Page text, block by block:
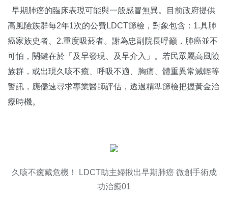
早期肺癌的臨床表現可能與一般感冒無異。目前政府提供
高風險族群每2年1次的公費LDCT篩檢，對象包含：1.具肺
癌家族史者、2.重度吸菸者。謝為忠副院長呼籲，肺癌並不
可怕，關鍵在於「及早發現、及早介入」。若民眾屬高風險
族群，或出現久咳不癒、呼吸不適、胸痛、體重異常減輕等
警訊，應儘速尋求專業醫師評估，透過精準篩檢把握黃金治
療時機。
久咳不癒藏危機！ LDCT助主婦揪出早期肺癌 微創手術成
功治癒01